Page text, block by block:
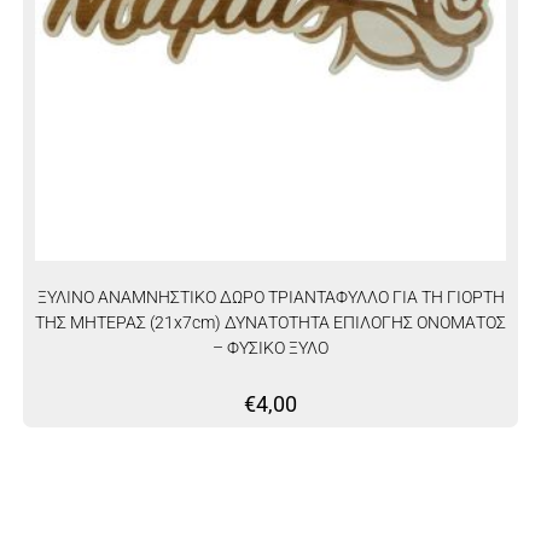
ΞΥΛΙΝΟ ΑΝΑΜΝΗΣΤΙΚΟ ΔΩΡΟ ΤΡΙΑΝΤΑΦΥΛΛΟ ΓΙΑ ΤΗ ΓΙΟΡΤΗ
ΤΗΣ ΜΗΤΕΡΑΣ (21x7cm) ΔΥΝΑΤΟΤΗΤΑ ΕΠΙΛΟΓΗΣ ΟΝΟΜΑΤΟΣ
– ΦΥΣΙΚΟ ΞΥΛΟ
€4,00